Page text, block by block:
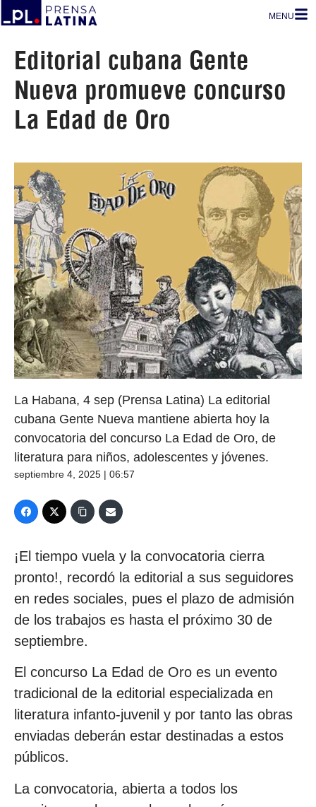
MENU
Editorial cubana Gente
Nueva promueve concurso
La Edad de Oro
La Habana, 4 sep (Prensa Latina) La editorial
cubana Gente Nueva mantiene abierta hoy la
convocatoria del concurso La Edad de Oro, de
literatura para niños, adolescentes y jóvenes.
septiembre 4, 2025 | 06:57
¡El tiempo vuela y la convocatoria cierra
pronto!, recordó la editorial a sus seguidores
en redes sociales, pues el plazo de admisión
de los trabajos es hasta el próximo 30 de
septiembre.
El concurso La Edad de Oro es un evento
tradicional de la editorial especializada en
literatura infanto-juvenil y por tanto las obras
enviadas deberán estar destinadas a estos
públicos.
La convocatoria, abierta a todos los